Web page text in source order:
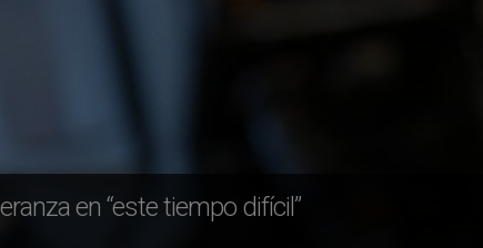
en “este tiempo difícil”